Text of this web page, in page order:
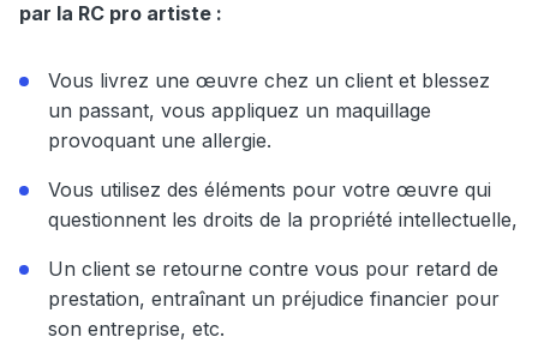
par la RC pro artiste :
Vous livrez une œuvre chez un client et blessez
un passant, vous appliquez un maquillage
provoquant une allergie.
Vous utilisez des éléments pour votre œuvre qui
questionnent les droits de la propriété intellectuelle,
Un client se retourne contre vous pour retard de
prestation, entraînant un préjudice financier pour
son entreprise, etc.